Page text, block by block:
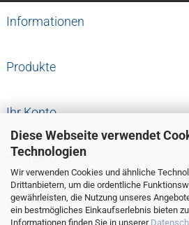
Diese Webseite verwendet
Technologien
Wir verwenden Cookies und ähnliche
Drittanbietern, um die ordentliche
gewährleisten, die Nutzung unseres
ein bestmögliches Einkaufserlebnis bieten
Informationen finden Sie in unserer
Informationen
Produkte
Ihr Konto
Kontaktdaten
Zahlung